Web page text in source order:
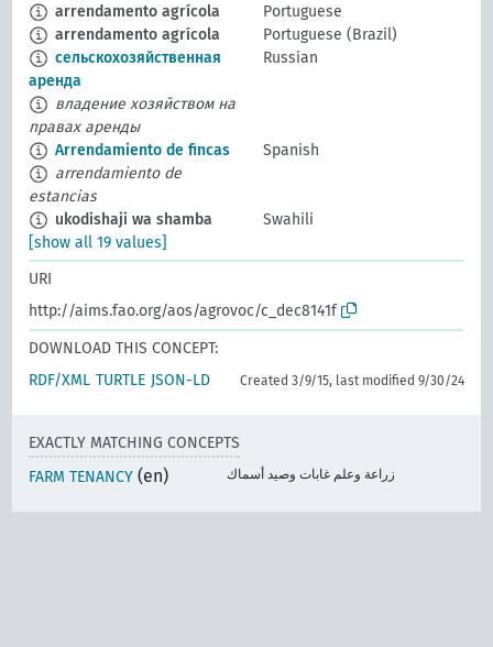
arrendamento agrícola
Portuguese
arrendamento agrícola
Portuguese (Brazil)
сельскохозяйственная
аренда
Russian
владение хозяйством на
правах аренды
Arrendamiento de fincas
Spanish
arrendamiento de
estancias
ukodishaji wa shamba
Swahili
[show all 19 values]
URI
http://aims.fao.org/aos/agrovoc/c_dec8141f
DOWNLOAD THIS CONCEPT:
RDF/XML TURTLE JSON-LD Created 3/9/15, last modified 9/30/24
EXACTLY MATCHING CONCEPTS
FARM TENANCY (en) زراعة وعلم غابات وصيد أسماك